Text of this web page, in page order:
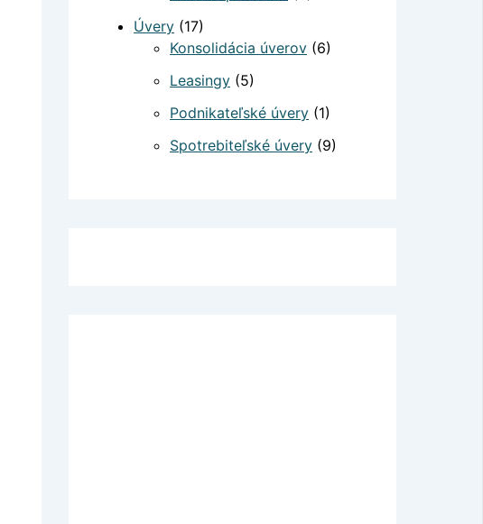
Úvery (17)
Konsolidácia úverov (6)
Leasingy (5)
Podnikateľské úvery (1)
Spotrebiteľské úvery (9)